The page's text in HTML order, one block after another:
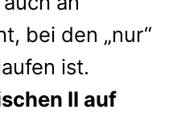
bei den „nur“
ist.
II auf